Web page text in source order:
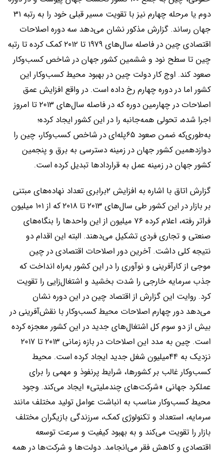
دوم یا مرحله چهارم نیز با تقویت مسیر قبلی خود را به رتبه ۳۱
جهان رساند. گزارش مذکور نشان می‌دهد سه دوره اصلاحات
اقتصادی چین در فاصله سال‌های ۱۹۷۹ تا ۲۰۱۲ کمک کرده تا رتبه
چین تا سطح نود و ششمین کشور جهان در شاخص کسب‌وکار
صعود کند. اوج کار دولت چین در بهبود محیط کسب‌و‌کار این
کشور اما در دوره چهارم رخ داده است. در واقع افزایش عمق
اصلاحات در چهارمین دوره که در فاصله سال‌های ۲۰۱۳ تا امروز
اجرا شده، تحولی همه‌جانبه را در این کشور ایجاد کرده؛
به‌طوری‌که ضمن صعود ۶۵پله‌ای در شاخص کسب‌وکار، چین را
دوازدهمین کشور جهان در زمینه دسترسی به برق و پنجمین
کشور جهان در زمینه عمل به قراردادها تبدیل کرده است.
گزارش اتاق با اشاره به افزایش ۲برابری تعداد نهاده‌های مبتنی
بر بازار در این کشور طی سال‌های ۲۰۱۳ تا ۲۰۱۸ که از ۱۰۱ میلیون
فراتر رفته، اعلام کرده ۷۶ میلیون از این واحدها را بنگاه‌های
صنعتی و تجاری فردی تشکیل می‌دهند. البته این اقدام دو
نتیجه کلی داشت. آخرین دور اصلاحات اقتصادی در چین
موجی از کارآفرینی و نوآوری را در این کشور به‌راه انداخت که
جذب سرمایه خارجی را شدت بخشید و اشتغال‌زایی را تقویت
کرد. روایت این گزارش از اقتصاد چین در این دوره نشان
می‌دهد دور چهارم اصلاحات محیط کسب‌وکار با نقش‌آفرینی در
بیش از دو سوم کل اشتغال‌های جدید در این کشور معجزه کرده
است. چین به مدد این اصلاحات در بازه زمانی ۲۰۱۳ تا ۲۰۱۷
نزدیک به ۴۴میلیون شغل جدید ایجاد کرده است. محیط
کسب‌وکار غالب بر کشورها، شرایط پرنفوذ و مهمی را برای
عملکرد جهانی «شرکت‌های چندملیتی» ایجاد می‌کند. وجود
محیط کسب‌وکار مناسب به انباشت عوامل تولید مختلف مانند
سرمایه، استعداد و تکنولوژی کمک، سرزندگی بازیگران مختلف
بازار را تقویت می‌کند و به بهبود کیفیت و سرعت توسعه
اقتصادی و کاهش فقر می‌انجامد. دولت‌ها و شرکت‌ها در همه